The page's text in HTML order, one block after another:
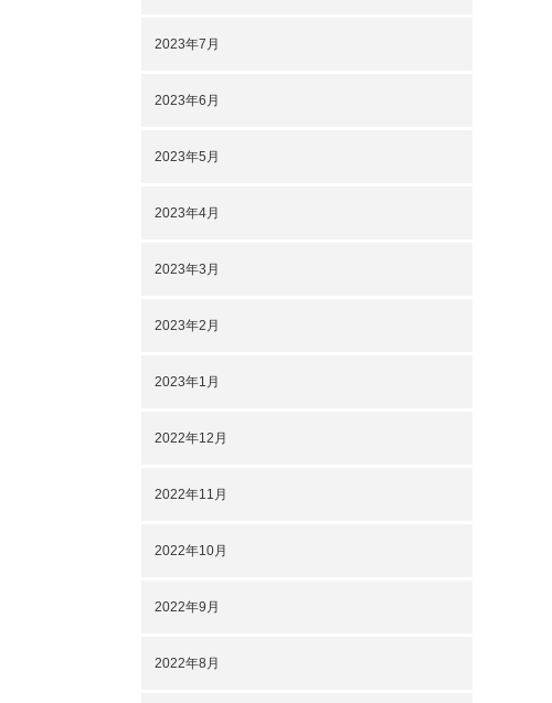
2023年7月
2023年6月
2023年5月
2023年4月
2023年3月
2023年2月
2023年1月
2022年12月
2022年11月
2022年10月
2022年9月
2022年8月